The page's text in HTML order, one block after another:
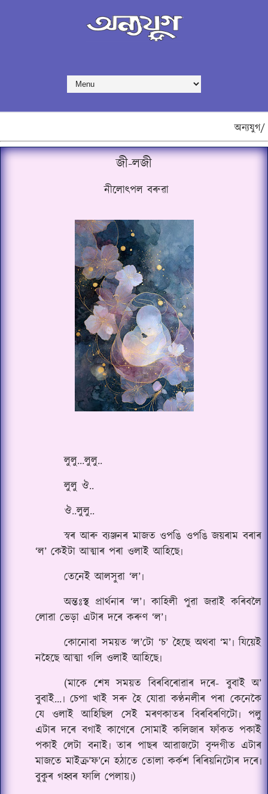
অন্যযুগ/
জী-লজী
নীলোৎপল বৰুৱা
লুলু...লুলু..
লুলু ঔ..
ঔ..লুলু..
স্বৰ আৰু ব্যঞ্জনৰ মাজত ওপঙি ওপঙি জয়ৰাম বৰাৰ
‘ল’ কেইটা আত্মাৰ পৰা ওলাই আহিছে৷
তেনেই আলসুৱা ‘ল’৷
অন্তঃস্থ প্ৰাৰ্থনাৰ ‘ল’৷ কাহিলী পুৱা জৱাই কৰিবলৈ
লোৱা ভেড়া এটাৰ দৰে কৰুণ ‘ল’৷
কোনোবা সময়ত ‘ল’টো ‘চ’ হৈছে অথবা ‘ম’৷ যিয়েই
নহৈছে আত্মা গলি ওলাই আহিছে৷
(মাকে শেষ সময়ত বিৰবিৰোৱাৰ দৰে- বুবাই অ’
বুবাই...৷ চেপা খাই সৰু হৈ যোৱা কণ্ঠনলীৰ পৰা কেনেকৈ
যে ওলাই আহিছিল সেই মৰণকাতৰ বিৰবিৰণিটো৷ পলু
এটাৰ দৰে বগাই কাণেৰে সোমাই কলিজাৰ ফাঁকত পকাই
পকাই লেটা বনাই৷ তাৰ পাছৰ আৱাজটো বৃন্দগীত এটাৰ‌
মাজতে মাইক্ৰ’ফ’নে হঠাতে তোলা কৰ্কশ ৰিৰিয়নিটোৰ দৰে৷
বুকুৰ গহ্বৰ ফালি পেলায়৷)